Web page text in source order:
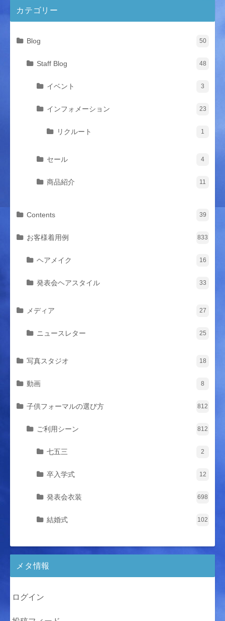
カテゴリー
Blog 50
Staff Blog 48
イベント 3
インフォメーション 23
リクルート 1
セール 4
商品紹介 11
Contents 39
お客様着用例 833
ヘアメイク 16
発表会ヘアスタイル 33
メディア 27
ニュースレター 25
写真スタジオ 18
動画 8
子供フォーマルの選び方 812
ご利用シーン 812
七五三 2
卒入学式 12
発表会衣装 698
結婚式 102
メタ情報
ログイン